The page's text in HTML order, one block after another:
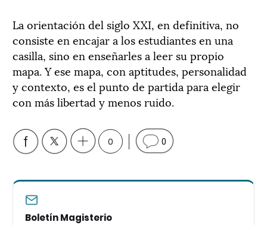
La orientación del siglo XXI, en definitiva, no
consiste en encajar a los estudiantes en una
casilla, sino en enseñarles a leer su propio
mapa. Y ese mapa, con aptitudes, personalidad
y contexto, es el punto de partida para elegir
con más libertad y menos ruido.
0 0
Boletín Magisterio